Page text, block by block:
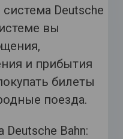
Deutsche
вы
и прибытия
билеты
поезда.
Bahn: